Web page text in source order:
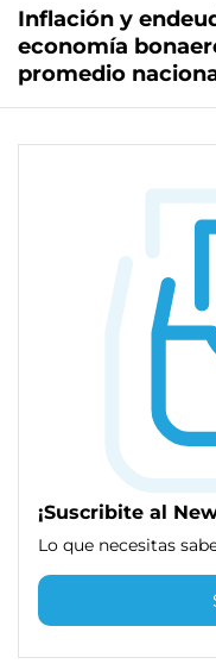
Inflación y
economía
promedio
¡Suscribite al
Lo que necesitas